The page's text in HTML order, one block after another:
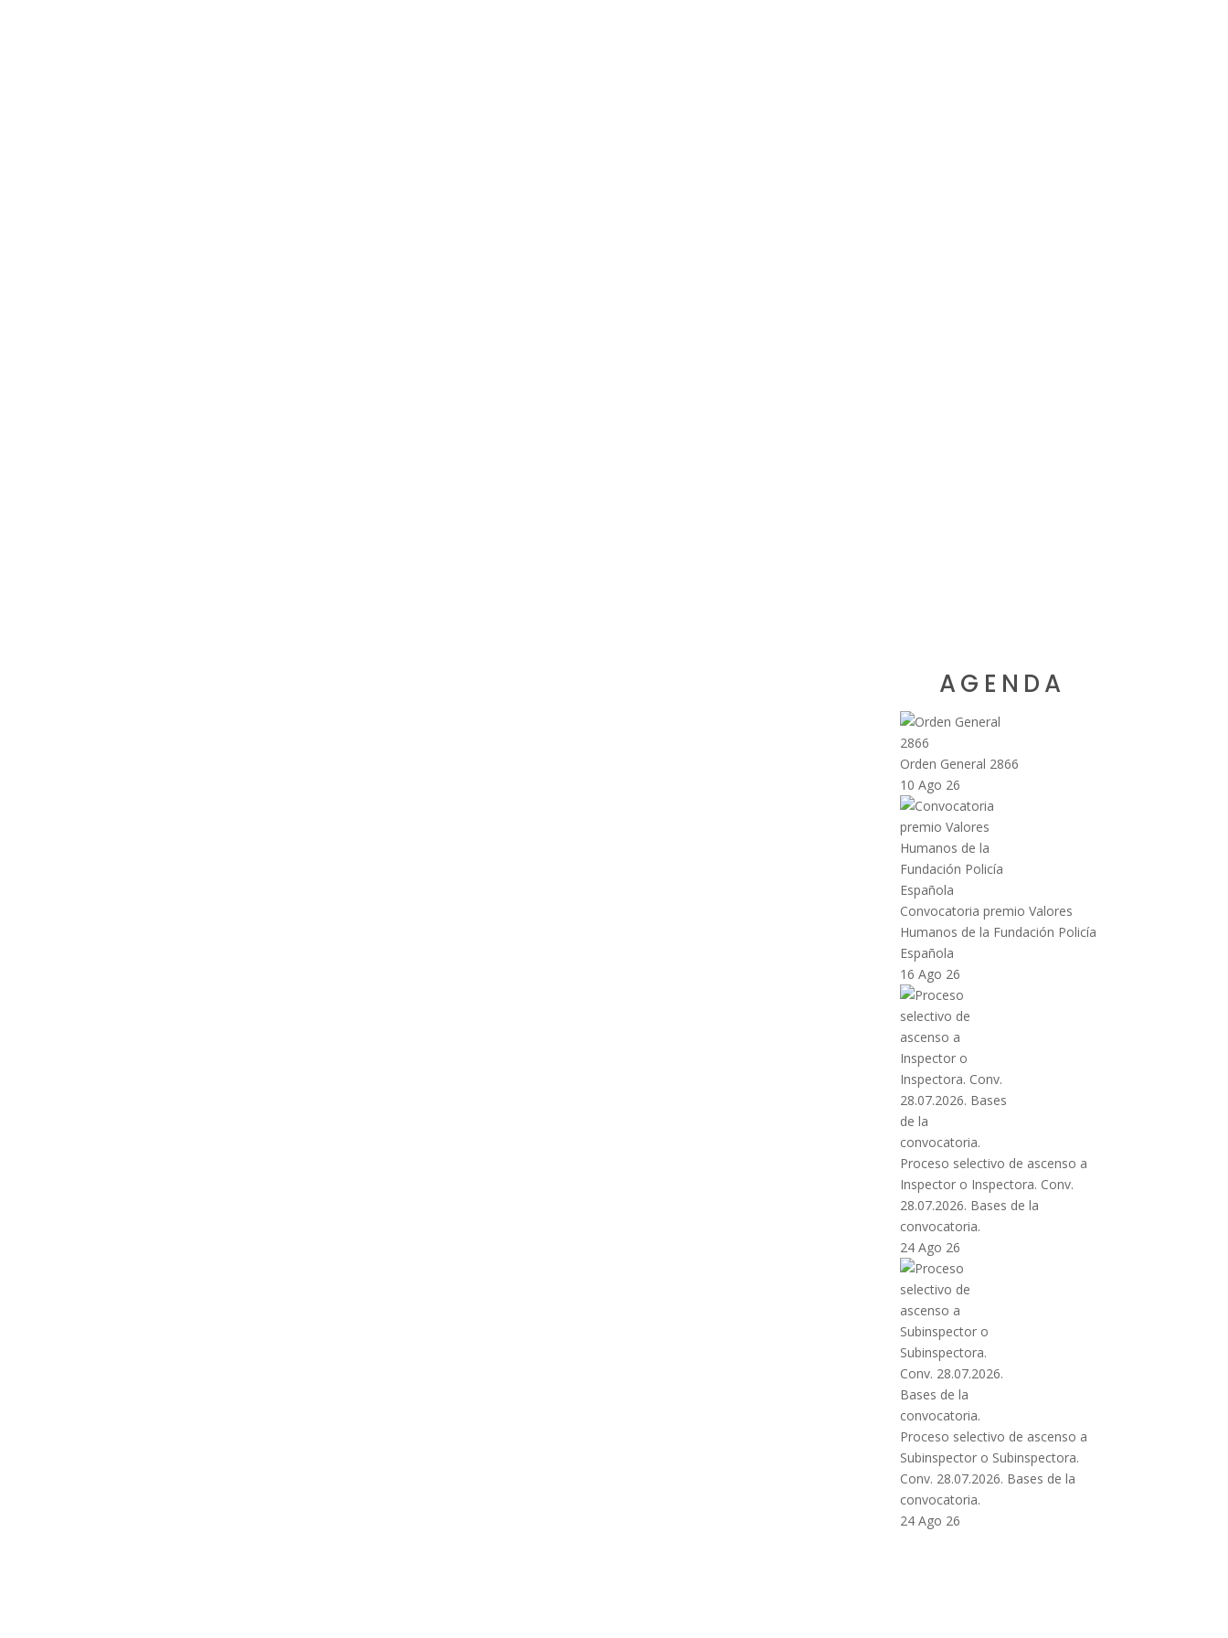
AGENDA
Orden General 2866
10 Ago 26
Convocatoria premio Valores
Humanos de la Fundación Policía
Española
16 Ago 26
Proceso selectivo de ascenso a
Inspector o Inspectora. Conv.
28.07.2026. Bases de la
convocatoria.
24 Ago 26
Proceso selectivo de ascenso a
Subinspector o Subinspectora.
Conv. 28.07.2026. Bases de la
convocatoria.
24 Ago 26